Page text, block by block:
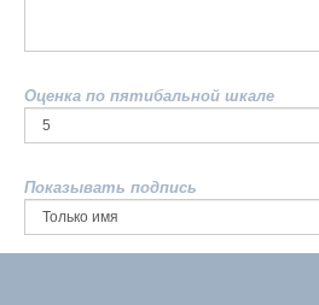
Оценка по пятибальной шкале
Показывать подпись